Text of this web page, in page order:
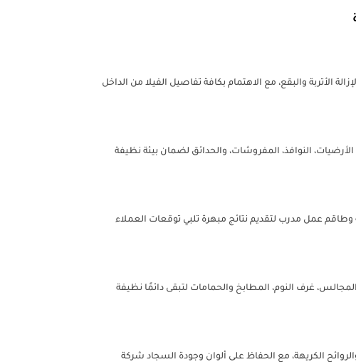
والبقع، مع الاهتمام بكافة تفاصيل الفيلا من الداخل
النوافذ، المفروشات، والحدائق لضمان بيئة نظيفة
عمل مدرب لتقديم نتائج مبهرة تلبي توقعات العملاء
غرف النوم، المطابخ والحمامات لتبقى دائمًا نظيفة
الكريهة، مع الحفاظ على ألوان وجودة السجاد شركة